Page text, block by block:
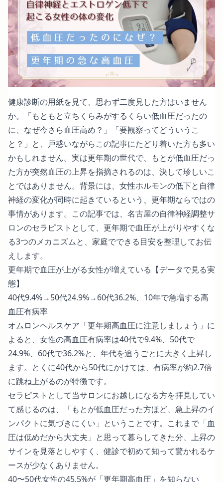
健康診断の用紙を見て、思わず二度見した方はいません
か。「もともと立ちくらみがするくらい低血圧だったの
に、なぜ今さら血圧高め？」「要観察ってどういうこ
と？」と、戸惑いながらこの記事にたどり着いた方も多い
かもしれません。実は更年期の世代で、もとが低血圧だっ
た方が突然血圧の上昇を指摘されるのは、決して珍しいこ
とではありません。背景には、女性ホルモンの低下と自律
神経の変化が同時に起きているという、更年期ならではの
事情があります。この記事では、名古屋の自律神経調整サ
ロンのセラピストとして、更年期で血圧が上がりやすくな
る3つのメカニズムと、家庭でできる目安を整理してお伝
えします。
更年期で血圧が上がる女性が増えている【データで見る実
態】
40代9.4%→50代24.9%→60代36.2%、10年で急増する高
血圧有病率
オムロンヘルスケア「更年期高血圧に注意しましょう」 に
よると、女性の高血圧有病率は40代で9.4%、50代で
24.9%、60代で36.2%と、年代を追うごとに大きく上昇し
ます。とくに40代から50代にかけては、有病率が約2.7倍
に跳ね上がるのが特徴です。
セラピストとして当サロンにお越しになる方を拝見してい
て感じるのは、「もとが低血圧だった方ほど、急上昇のイ
ンパクトに気づきにくい」ということです。これまで「血
圧は低めだから大丈夫」と思って暮らしてきた分、上昇の
サインを見落としやすく、健診で初めて知って驚かれるケ
ースが少なくありません。
40〜50代女性の45.5%が「更年期高血圧」を知らない